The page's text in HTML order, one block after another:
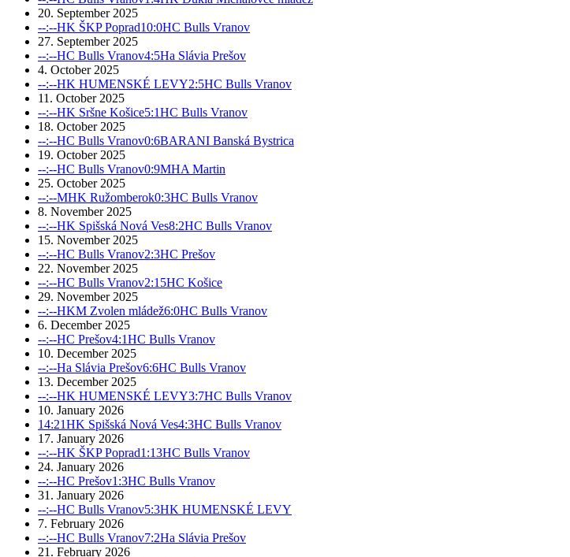
20. September 2025
--:--HK ŠKP Poprad10:0HC Bulls Vranov
27. September 2025
--:--HC Bulls Vranov4:5Ha Slávia Prešov
4. October 2025
--:--HK HUMENSKÉ LEVY2:5HC Bulls Vranov
11. October 2025
--:--HK Sršne Košice5:1HC Bulls Vranov
18. October 2025
--:--HC Bulls Vranov0:6BARANI Banská Bystrica
19. October 2025
--:--HC Bulls Vranov0:9MHA Martin
25. October 2025
--:--MHK Ružomberok0:3HC Bulls Vranov
8. November 2025
--:--HK Spišská Nová Ves8:2HC Bulls Vranov
15. November 2025
--:--HC Bulls Vranov2:3HC Prešov
22. November 2025
--:--HC Bulls Vranov2:15HC Košice
29. November 2025
--:--HKM Zvolen mládež6:0HC Bulls Vranov
6. December 2025
--:--HC Prešov4:1HC Bulls Vranov
10. December 2025
--:--Ha Slávia Prešov6:6HC Bulls Vranov
13. December 2025
--:--HK HUMENSKÉ LEVY3:7HC Bulls Vranov
10. January 2026
14:21HK Spišská Nová Ves4:3HC Bulls Vranov
17. January 2026
--:--HK ŠKP Poprad1:13HC Bulls Vranov
24. January 2026
--:--HC Prešov1:3HC Bulls Vranov
31. January 2026
--:--HC Bulls Vranov5:3HK HUMENSKÉ LEVY
7. February 2026
--:--HC Bulls Vranov7:2Ha Slávia Prešov
21. February 2026